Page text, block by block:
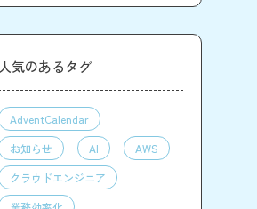
人気のあるタグ
AdventCalendar
お知らせ
AI
AWS
クラウドエンジニア